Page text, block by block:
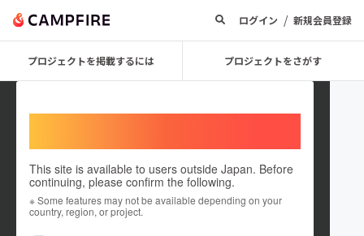
ログイン / 新規会員登録
プロジェクトを掲載するには プロジェクトをさがす
This site is available to users outside Japan. Before
continuing, please confirm the following.
※ Some features may not be available depending on your
country, region, or project.
fuwakinlab